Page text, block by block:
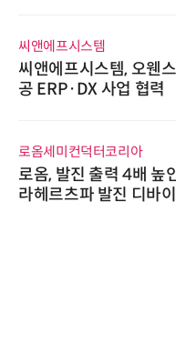
씨앤에프시스템
씨앤에프시스템, 오웬
공 ERP·DX 사업 협력
로옴세미컨덕터코리아
로옴, 발진 출력 4배 높
라헤르츠파 발진 디바